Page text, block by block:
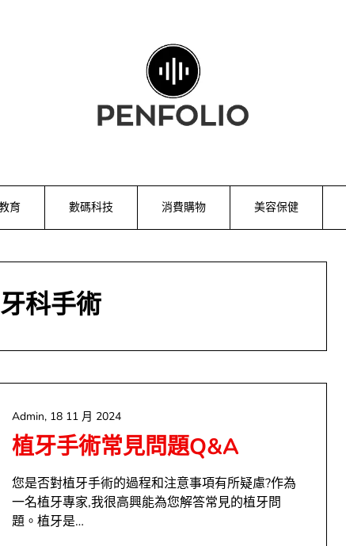
育 數碼科技 消費購物 美容保健
牙科手術
植牙手術常見問題Q&A
Admin, 18 11 月 2024
您是否對植牙手術的過程和注意事項有所疑慮?作為
一名植牙專家,我很高興能為您解答常見的植牙問
題。植牙是…